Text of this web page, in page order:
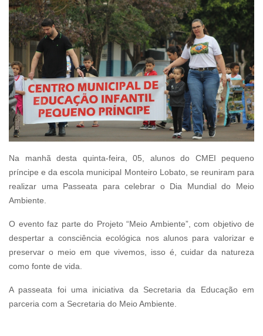
Na manhã desta quinta-feira, 05, alunos do CMEI pequeno
príncipe e da escola municipal Monteiro Lobato, se reuniram para
realizar uma Passeata para celebrar o Dia Mundial do Meio
Ambiente.
O evento faz parte do Projeto “Meio Ambiente”, com objetivo de
despertar a consciência ecológica nos alunos para valorizar e
preservar o meio em que vivemos, isso é, cuidar da natureza
como fonte de vida.
A passeata foi uma iniciativa da Secretaria da Educação em
parceria com a Secretaria do Meio Ambiente.